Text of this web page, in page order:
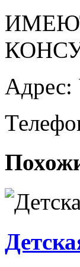
Адрес: